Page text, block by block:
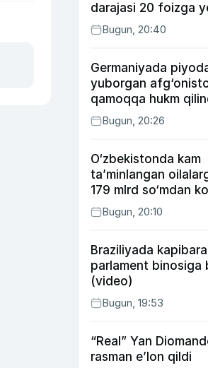
darajasi 20 foizga
Bugun, 20:40
Germaniyada
yuborgan
qamoqqa hukm
Bugun, 20:26
O‘zbekistonda kam
ta’minlangan
179 mlrd so‘mdan
ijtimoiy keshbek
Bugun, 20:10
Braziliyada
parlament binosiga
(video)
Bugun, 19:53
“Real” Yan
rasman e’lon qildi